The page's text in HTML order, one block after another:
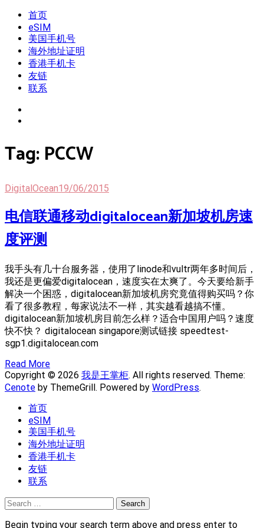
Skip
content
我是王掌柜
新闻酸菜馆|极客电台|自媒体联盟
首页
eSIM
美国手机号
海外地址证明
香港手机卡
友链
联系
Tag:PCCW
DigitalOcean19/06/2015
电信联通移动digitalocean新加坡机房速
度评测
我手头有几十台服务器，使用了linode和vultr两年多时间后，
我还是更偏爱digitalocean，速度实在太爽了。今天要给新手
解决一个困惑，digitalocean新加坡机房究竟值得购买吗？你
看了很多教程，每家说法不一样，其实越看越搞不懂。
digitalocean新加坡机房目前怎么样？适合中国用户吗？速度
快不快？ digitalocean singapore测试链接 speedtest-
sgp1.digitalocean.com
Read More
Copyright © 2026 我是王掌柜. All rights reserved. Theme:
Cenote by ThemeGrill. Powered by WordPress.
首页
eSIM
美国手机号
海外地址证明
香港手机卡
友链
联系
Search
for:
Begin typing your search term above and press enter to